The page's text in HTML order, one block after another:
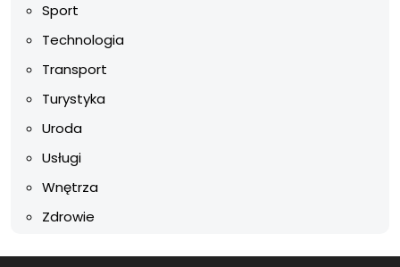
Sport
Technologia
Transport
Turystyka
Uroda
Usługi
Wnętrza
Zdrowie